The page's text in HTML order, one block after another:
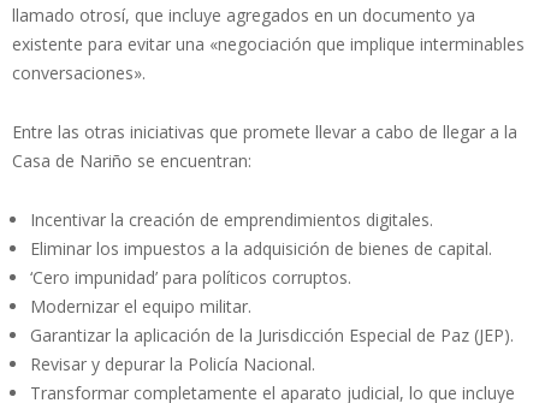
llamado otrosí, que incluye agregados en un documento ya
existente para evitar una «negociación que implique interminables
conversaciones».
Entre las otras iniciativas que promete llevar a cabo de llegar a la
Casa de Nariño se encuentran:
Incentivar la creación de emprendimientos digitales.
Eliminar los impuestos a la adquisición de bienes de capital.
‘Cero impunidad’ para políticos corruptos.
Modernizar el equipo militar.
Garantizar la aplicación de la Jurisdicción Especial de Paz (JEP).
Revisar y depurar la Policía Nacional.
Transformar completamente el aparato judicial, lo que incluye